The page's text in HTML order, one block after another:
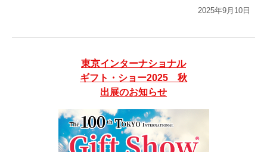
2025年9月10日
東京インターナショナル
ギフト・ショー2025 秋
出展のお知らせ